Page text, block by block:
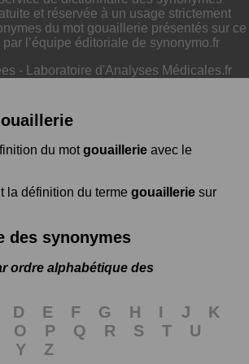
et réservée à un usage strictement
du mot gouaillerie présentés sur ce
l’équipe éditoriale de synonymo.fr
- Laboratoire d'Analyses Médicales.fr
du motgouaillerie avec le
la définition du terme gouaillerie sur
des synonymes
ordre alphabétique des
D E F G H I J
K
O P Q R S T
U
Y Z